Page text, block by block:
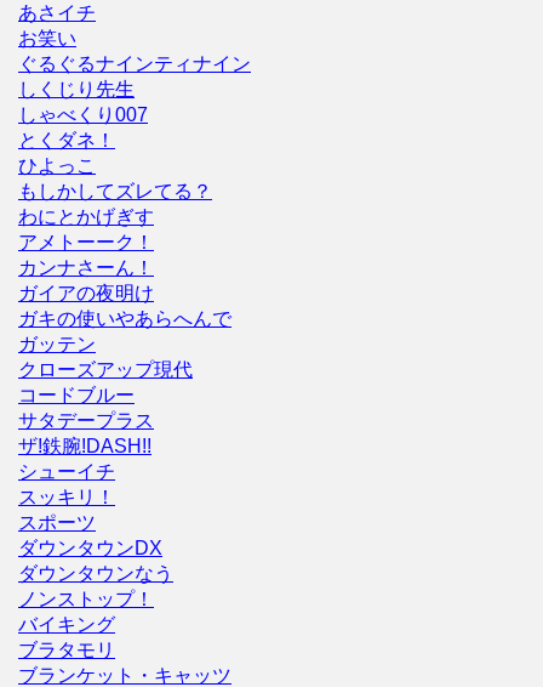
あさイチ
お笑い
ぐるぐるナインティナイン
しくじり先生
しゃべくり007
とくダネ！
ひよっこ
もしかしてズレてる？
わにとかげぎす
アメトーーク！
カンナさーん！
ガイアの夜明け
ガキの使いやあらへんで
ガッテン
クローズアップ現代
コードブルー
サタデープラス
ザ!鉄腕!DASH!!
シューイチ
スッキリ！
スポーツ
ダウンタウンDX
ダウンタウンなう
ノンストップ！
バイキング
ブラタモリ
ブランケット・キャッツ